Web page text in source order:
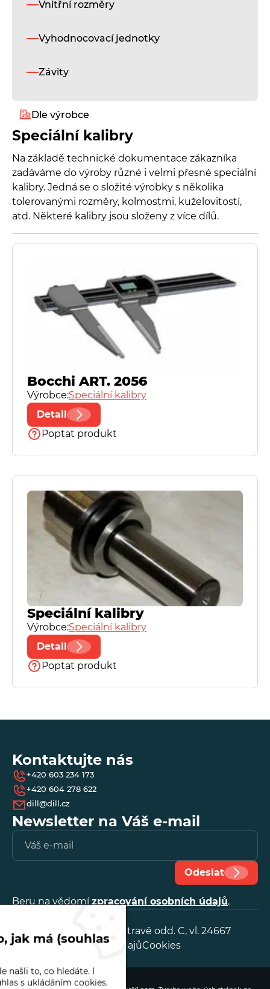
Vnitřní rozměry
Vyhodnocovací jednotky
Závity
Dle výrobce
Alukeep
Diatest
Fisso
Frenco
Herbert Hoffmann GmbH
Käfer
Microtest
Mytri Precision Granite
Spreitzer
TN United Kingdom, Ltd
Speciální kalibry
Na základě technické dokumentace zákazníka
zadáváme do výroby různé i velmi přesné speciální
kalibry. Jedná se o složité výrobky s několika
tolerovanými rozměry, kolmostmi, kuželovitostí,
atd. Některé kalibry jsou složeny z více dílů.
Bocchi ART. 2056
Výrobce:Speciální kalibry
Detail
Poptat produkt
Speciální kalibry
Výrobce:Speciální kalibry
Detail
Poptat produkt
Kontaktujte nás
+420 603 234 173
+420 604 278 622
dill@dill.cz
Newsletter na Váš e-mail
Odeslat
Beru na vědomízpracování osobních údajů.
IČ:
OR, KS v Ostravě odd. C, vl. 24667
Zpracování osobních údajůCookies
Dill | © 2026
jak má (souhlas
našli to, co hledáte. I
s ukládáním cookies.